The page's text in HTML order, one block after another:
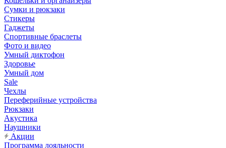
Сумки и рюкзаки
Стикеры
Гаджеты
Спортивные браслеты
Фото и видео
Умный диктофон
Здоровье
Умный дом
Sale
Чехлы
Переферийные устройства
Рюкзаки
Акустика
Наушники
Акции
Программа лояльности